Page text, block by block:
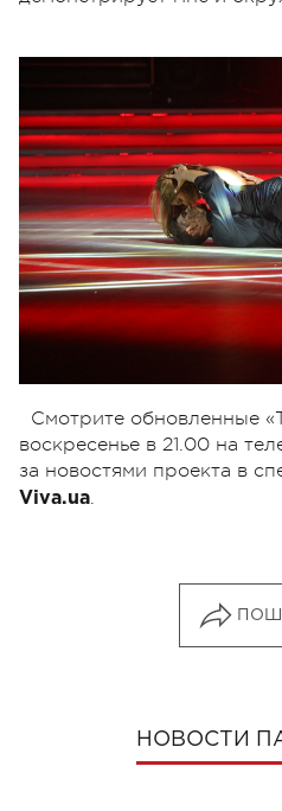
Смотрите обновленные
воскресенье в 21.00 на
за новостями проекта в
Viva.ua.
НОВОСТИ